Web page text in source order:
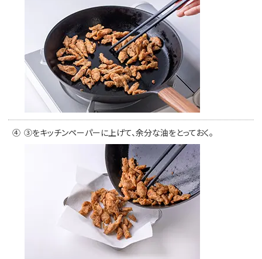
④ ③をキッチンペーパーに上げて、余分な油をとっておく。